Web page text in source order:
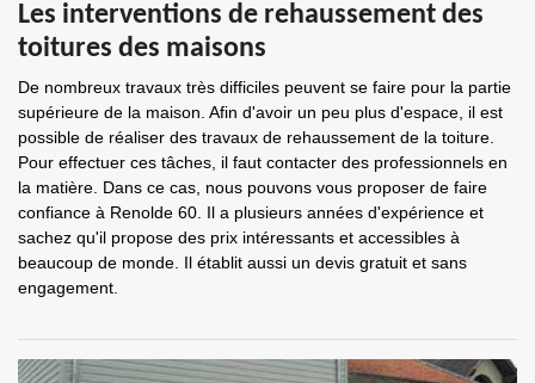
Les interventions de rehaussement des
toitures des maisons
De nombreux travaux très difficiles peuvent se faire pour la partie
supérieure de la maison. Afin d'avoir un peu plus d'espace, il est
possible de réaliser des travaux de rehaussement de la toiture.
Pour effectuer ces tâches, il faut contacter des professionnels en
la matière. Dans ce cas, nous pouvons vous proposer de faire
confiance à Renolde 60. Il a plusieurs années d'expérience et
sachez qu'il propose des prix intéressants et accessibles à
beaucoup de monde. Il établit aussi un devis gratuit et sans
engagement.